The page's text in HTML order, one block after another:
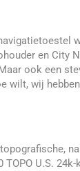
en City
ook een
wilt, wij
U.S. 24k-